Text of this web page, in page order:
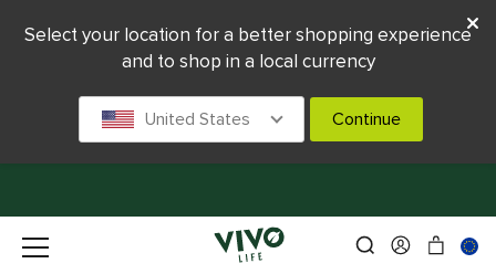
Select your location for a better shopping experience
and to shop in a local currency
United States Continue